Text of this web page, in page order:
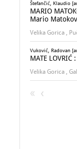
Štefančić, Klaudio
MARIO
Mario
Velika Gorica ,
Vuković, Radovan
MATE
Velika Gorica ,